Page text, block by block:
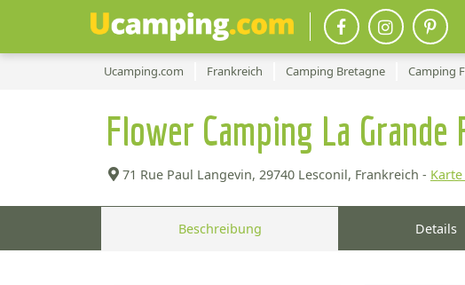
Ucamping.com Frankreich Camping Bretagne Camping
Flower Camping La Grande
71 Rue Paul Langevin, 29740 Lesconil, Frankreich -
Beschreibung Details